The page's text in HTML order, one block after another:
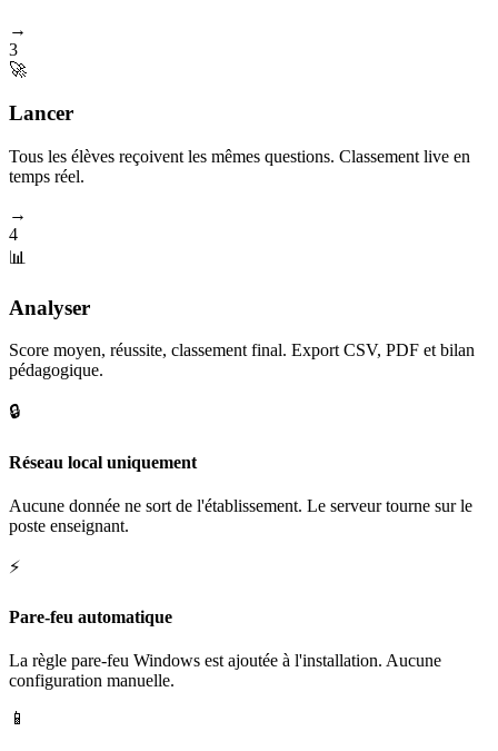
→
3
🚀
Lancer
Tous les élèves reçoivent les mêmes questions. Classement live en
temps réel.
→
4
📊
Analyser
Score moyen, réussite, classement final. Export CSV, PDF et bilan
pédagogique.
🔒
Réseau local uniquement
Aucune donnée ne sort de l'établissement. Le serveur tourne sur le
poste enseignant.
⚡
Pare-feu automatique
La règle pare-feu Windows est ajoutée à l'installation. Aucune
configuration manuelle.
📱